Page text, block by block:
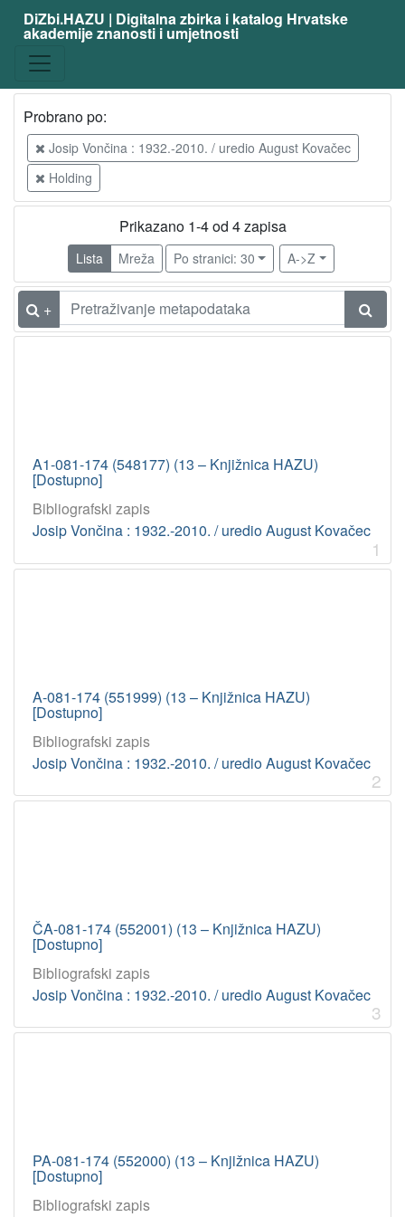
DiZbi.HAZU | Digitalna zbirka i katalog Hrvatske
akademije znanosti i umjetnosti
Probrano po:
Josip Vončina : 1932.-2010. / uredio August Kovačec
Holding
Prikazano 1-4 od 4 zapisa
Lista Mreža Po stranici: 30 A->Z
+
A1-081-174 (548177) (13 – Knjižnica HAZU)
[Dostupno]
Bibliografski zapis
Josip Vončina : 1932.-2010. / uredio August Kovačec
1
A-081-174 (551999) (13 – Knjižnica HAZU)
[Dostupno]
Bibliografski zapis
Josip Vončina : 1932.-2010. / uredio August Kovačec
2
ČA-081-174 (552001) (13 – Knjižnica HAZU)
[Dostupno]
Bibliografski zapis
Josip Vončina : 1932.-2010. / uredio August Kovačec
3
PA-081-174 (552000) (13 – Knjižnica HAZU)
[Dostupno]
Bibliografski zapis